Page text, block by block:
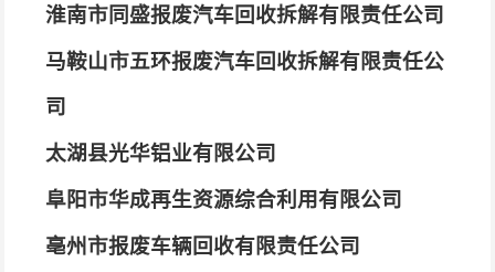
淮南市同盛报废汽车回收拆解有限责任公司
马鞍山市五环报废汽车回收拆解有限责任公
司
太湖县光华铝业有限公司
阜阳市华成再生资源综合利用有限公司
亳州市报废车辆回收有限责任公司